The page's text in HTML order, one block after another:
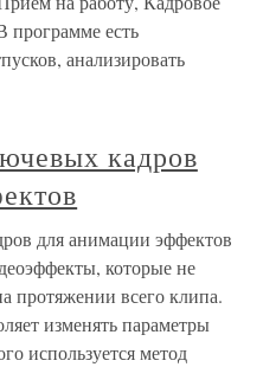
программе есть
анализировать
кадров
для анимации эффектов
которые не
протяжении всего клипа.
изменять параметры
используется метод